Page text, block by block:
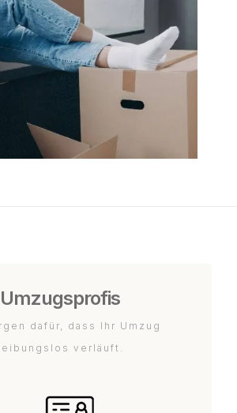
Umzugsprofis
dafür, dass Ihr Umzug
verläuft.